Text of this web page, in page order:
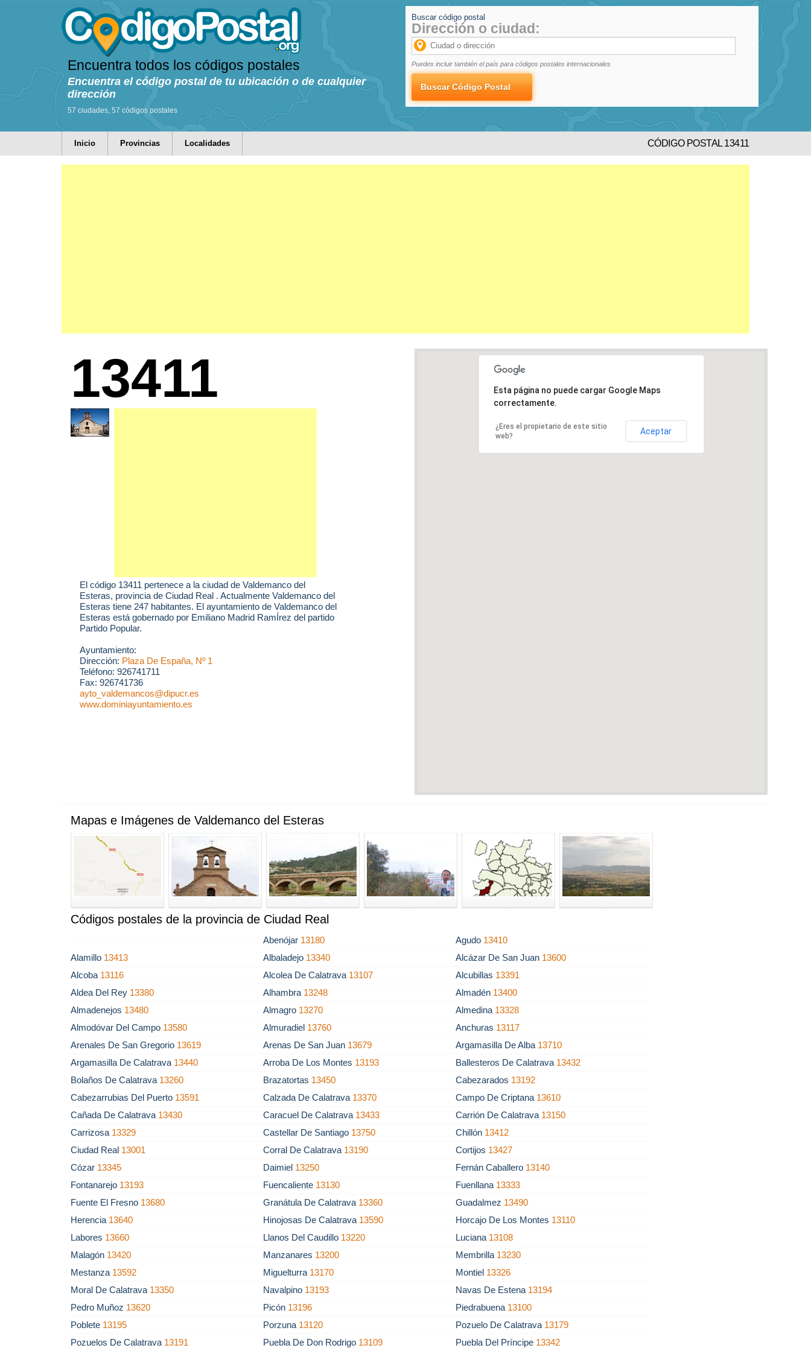
Encuentra todos los códigos postales
Encuentra el código postal de tu ubicación o de cualquier
dirección
57 ciudades, 57 códigos postales
Buscar código postal
Dirección o ciudad:
Puedes incluir también el país para códigos postales internacionales
Inicio Provincias Localidades CÓDIGO POSTAL 13411
13411
El código 13411 pertenece a la ciudad de Valdemanco del
Esteras, provincia de Ciudad Real . Actualmente Valdemanco del
Esteras tiene 247 habitantes. El ayuntamiento de Valdemanco del
Esteras está gobernado por Emiliano Madrid RamÍrez del partido
Partido Popular.
Ayuntamiento:
Dirección: Plaza De España, Nº 1
Teléfono: 926741711
Fax: 926741736
ayto_valdemancos@dipucr.es
www.dominiayuntamiento.es
Esta página no puede cargar Google Maps
correctamente.
¿Eres el propietario de este sitio
web?
Aceptar
Mapas e Imágenes de Valdemanco del Esteras
Códigos postales de la provincia de Ciudad Real
Abenójar 13180 Agudo 13410
Alamillo 13413 Albaladejo 13340 Alcázar De San Juan 13600
Alcoba 13116 Alcolea De Calatrava 13107 Alcubillas 13391
Aldea Del Rey 13380 Alhambra 13248 Almadén 13400
Almadenejos 13480 Almagro 13270 Almedina 13328
Almodóvar Del Campo 13580 Almuradiel 13760 Anchuras 13117
Arenales De San Gregorio 13619 Arenas De San Juan 13679 Argamasilla De Alba 13710
Argamasilla De Calatrava 13440 Arroba De Los Montes 13193 Ballesteros De Calatrava 13432
Bolaños De Calatrava 13260 Brazatortas 13450 Cabezarados 13192
Cabezarrubias Del Puerto 13591 Calzada De Calatrava 13370 Campo De Criptana 13610
Cañada De Calatrava 13430 Caracuel De Calatrava 13433 Carrión De Calatrava 13150
Carrizosa 13329 Castellar De Santiago 13750 Chillón 13412
Ciudad Real 13001 Corral De Calatrava 13190 Cortijos 13427
Cózar 13345 Daimiel 13250 Fernán Caballero 13140
Fontanarejo 13193 Fuencaliente 13130 Fuenllana 13333
Fuente El Fresno 13680 Granátula De Calatrava 13360 Guadalmez 13490
Herencia 13640 Hinojosas De Calatrava 13590 Horcajo De Los Montes 13110
Labores 13660 Llanos Del Caudillo 13220 Luciana 13108
Malagón 13420 Manzanares 13200 Membrilla 13230
Mestanza 13592 Miguelturra 13170 Montiel 13326
Moral De Calatrava 13350 Navalpino 13193 Navas De Estena 13194
Pedro Muñoz 13620 Picón 13196 Piedrabuena 13100
Poblete 13195 Porzuna 13120 Pozuelo De Calatrava 13179
Pozuelos De Calatrava 13191 Puebla De Don Rodrigo 13109 Puebla Del Príncipe 13342